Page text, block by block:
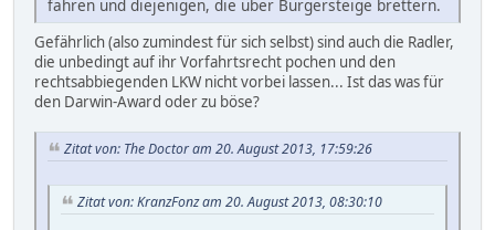
fahren und diejenigen, die über Bürgersteige brettern.
Gefährlich (also zumindest für sich selbst) sind auch die Radler,
die unbedingt auf ihr Vorfahrtsrecht pochen und den
rechtsabbiegenden LKW nicht vorbei lassen... Ist das was für
den Darwin-Award oder zu böse?
Zitat von: The Doctor am 20. August 2013, 17:59:26
Zitat von: KranzFonz am 20. August 2013, 08:30:10